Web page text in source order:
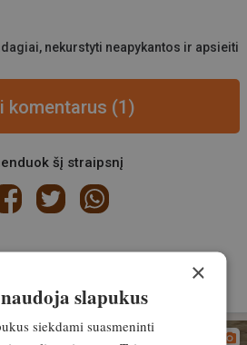
nekurstyti neapykantos ir apsieiti
komentarus (1)
šį straipsnį
×
slapukus
siekdami suasmeninti